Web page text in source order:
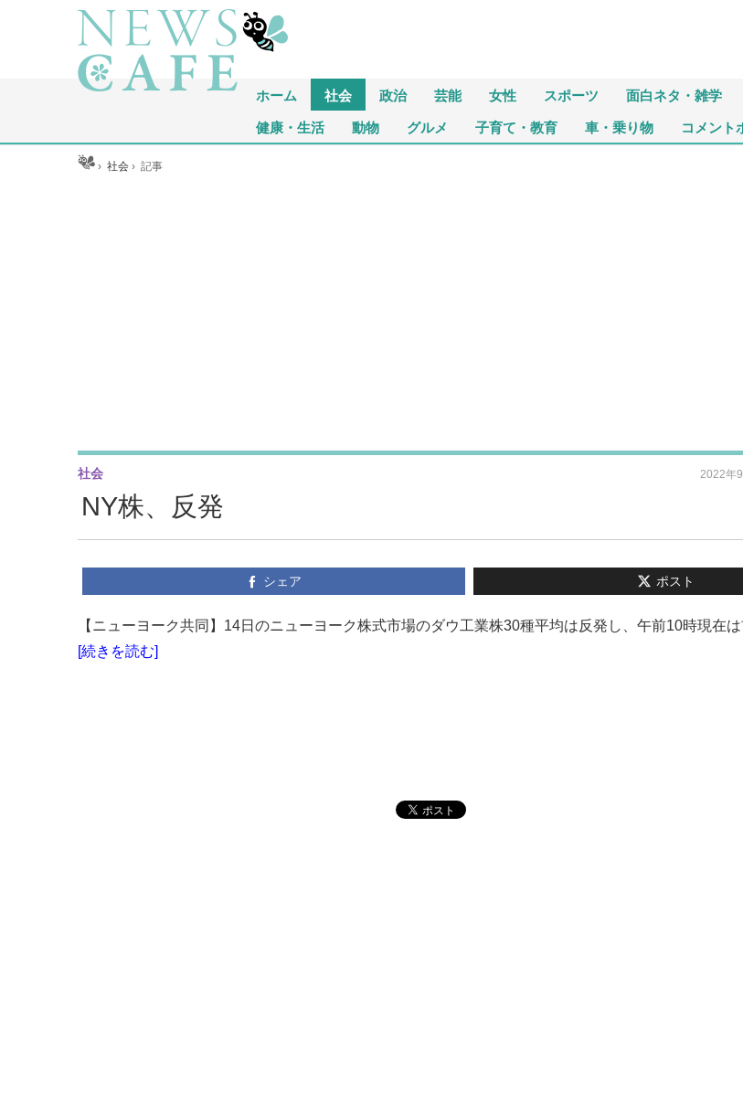
ホーム 社会 政治 芸能 女性 スポーツ 面白ネタ・雑学
健康・生活 動物 グルメ 子育て・教育 車・乗り物 コメント
ホーム ›社会 ›記事
NY株、反発
社会 2022年
シェア ポスト
【ニューヨーク共同】14日のニューヨーク株式市場のダウ工業株30種平均は反発し、午前10時現在は
[続きを読む]